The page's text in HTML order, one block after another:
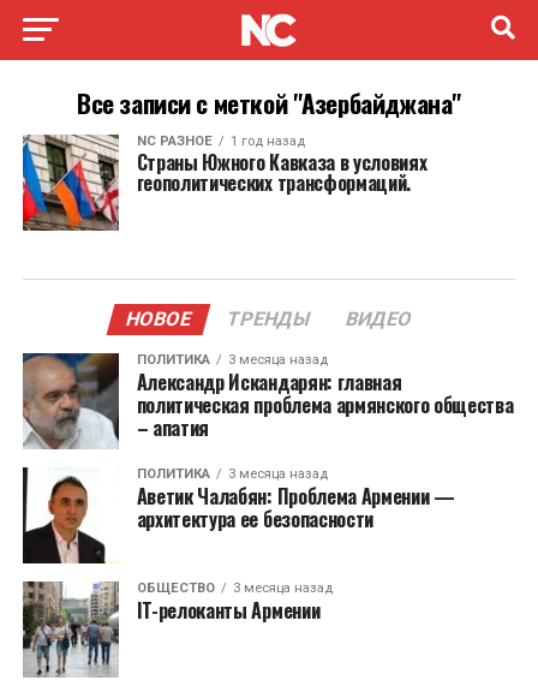
Все записи с меткой "Азербайджана"
NC РАЗНОЕ 1 год назад
Страны Южного Кавказа в условиях
геополитических трансформаций.
НОВОЕ ТРЕНДЫ ВИДЕО
ПОЛИТИКА 3 месяца назад
Александр Искандарян: главная
политическая проблема армянского общества
– апатия
ПОЛИТИКА 3 месяца назад
Аветик Чалабян: Проблема Армении —
архитектура ее безопасности
ОБЩЕСТВО 3 месяца назад
IT-релоканты Армении